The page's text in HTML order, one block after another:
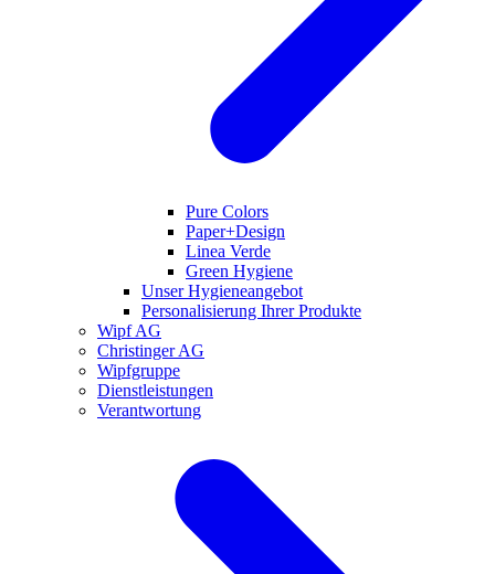
Pure Colors
Paper+Design
Linea Verde
Green Hygiene
Unser Hygieneangebot
Personalisierung Ihrer Produkte
Wipf AG
Christinger AG
Wipfgruppe
Dienstleistungen
Verantwortung